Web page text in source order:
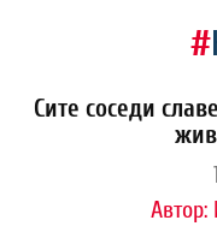
#
Сите соседи
Автор: